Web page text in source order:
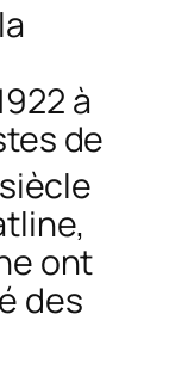
à
de
siècle
ont
des